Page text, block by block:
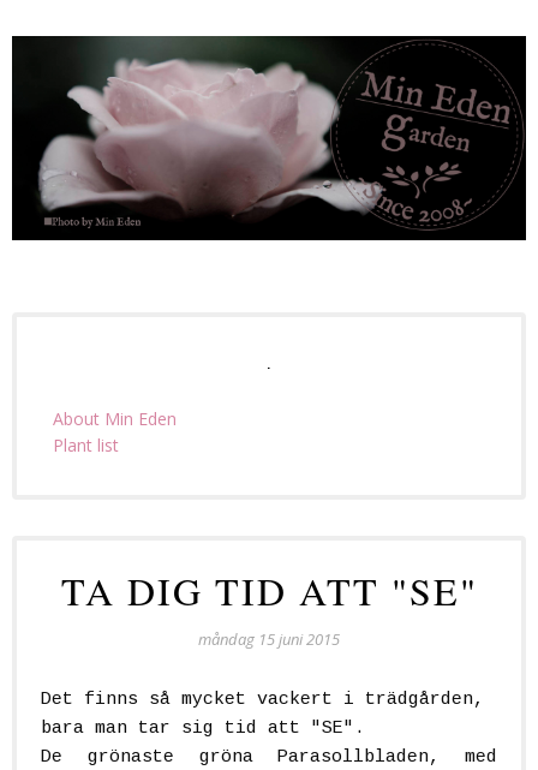
About Min Eden
Plant list
TA DIG TID ATT "SE"
måndag 15 juni 2015
Det finns så mycket vackert i trädgården,
bara man tar sig tid att "SE".
De grönaste gröna Parasollbladen, med